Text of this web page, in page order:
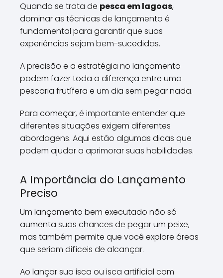
Quando se trata de pesca em lagoas,
dominar as técnicas de lançamento é
fundamental para garantir que suas
experiências sejam bem-sucedidas.
A precisão e a estratégia no lançamento
podem fazer toda a diferença entre uma
pescaria frutífera e um dia sem pegar nada.
Para começar, é importante entender que
diferentes situações exigem diferentes
abordagens. Aqui estão algumas dicas que
podem ajudar a aprimorar suas habilidades.
A Importância do Lançamento
Preciso
Um lançamento bem executado não só
aumenta suas chances de pegar um peixe,
mas também permite que você explore áreas
que seriam difíceis de alcançar.
Ao lançar sua isca ou isca artificial com